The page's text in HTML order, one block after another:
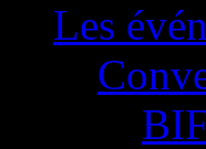
Les